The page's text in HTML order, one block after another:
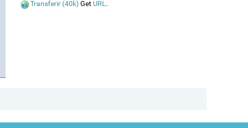
Transferir (40k) Get URL.